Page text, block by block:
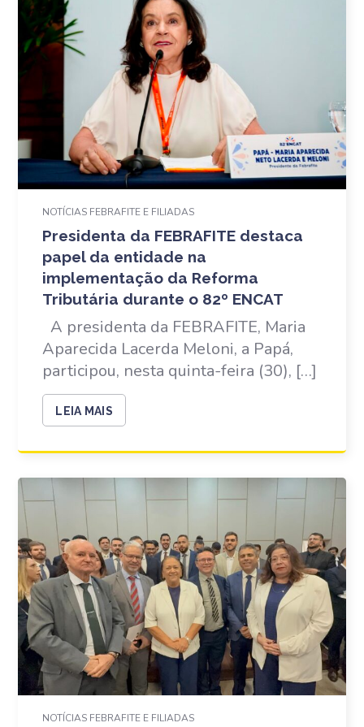
NOTÍCIAS FEBRAFITE E FILIADAS
Presidenta da FEBRAFITE destaca
papel da entidade na
implementação da Reforma
Tributária durante o 82º ENCAT
A presidenta da FEBRAFITE, Maria
Aparecida Lacerda Meloni, a Papá,
participou, nesta quinta-feira (30), […]
LEIA MAIS
NOTÍCIAS FEBRAFITE E FILIADAS